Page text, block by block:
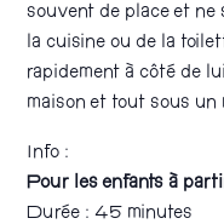
souvent de place et ne
la cuisine ou de la
rapidement à côté de
maison et tout sous un
Info :
Pour les enfants à
Durée : 45 minutes